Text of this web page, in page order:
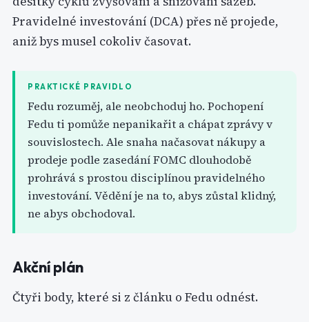
Pravidelné investování (DCA) přes ně projede,
aniž bys musel cokoliv časovat.
PRAKTICKÉ PRAVIDLO
Fedu rozuměj, ale neobchoduj ho. Pochopení
Fedu ti pomůže nepanikařit a chápat zprávy v
souvislostech. Ale snaha načasovat nákupy a
prodeje podle zasedání FOMC dlouhodobě
prohrává s prostou disciplínou pravidelného
investování. Vědění je na to, abys zůstal klidný,
ne abys obchodoval.
Akční plán
Čtyři body, které si z článku o Fedu odnést.